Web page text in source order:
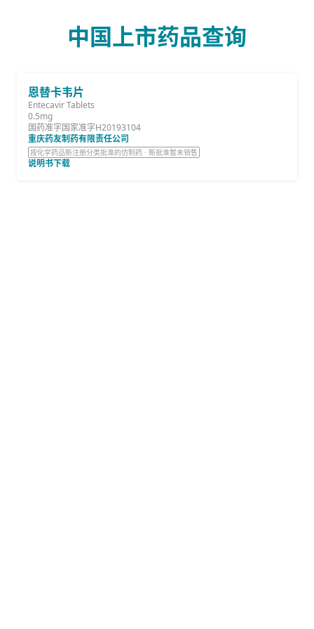
中国上市药品查询
恩替卡韦片
Entecavir Tablets
0.5mg
国药准字国家准字H20193104
重庆药友制药有限责任公司
按化学药品新注册分类批准的仿制药 · 新批准暂未销售
说明书下载